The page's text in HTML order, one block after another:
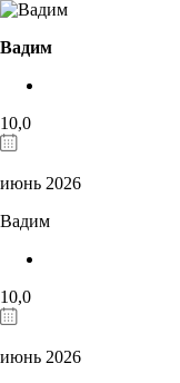
Вадим
10,0
июнь 2026
Вадим
10,0
июнь 2026